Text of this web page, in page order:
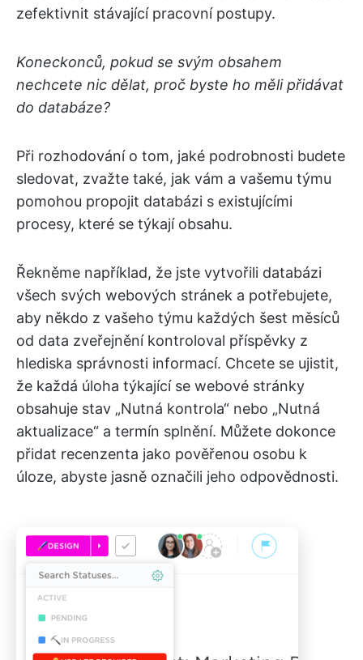
zefektivnit stávající pracovní postupy.
Koneckonců, pokud se svým obsahem
nechcete nic dělat, proč byste ho měli přidávat
do databáze?
Při rozhodování o tom, jaké podrobnosti budete
sledovat, zvažte také, jak vám a vašemu týmu
pomohou propojit databázi s existujícími
procesy, které se týkají obsahu.
Řekněme například, že jste vytvořili databázi
všech svých webových stránek a potřebujete,
aby někdo z vašeho týmu každých šest měsíců
od data zveřejnění kontroloval příspěvky z
hlediska správnosti informací. Chcete se ujistit,
že každá úloha týkající se webové stránky
obsahuje stav „Nutná kontrola“ nebo „Nutná
aktualizace“ a termín splnění. Můžete dokonce
přidat recenzenta jako pověřenou osobu k
úloze, abyste jasně označili jeho odpovědnosti.